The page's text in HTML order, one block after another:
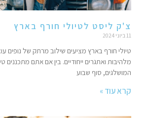
צ'ק ליסט לטיולי חורף בארץ
טיולי חורף בארץ מציעים שילוב מרתק של נופים
מלהיבות ואתגרים ייחודיים. בין אם אתם מתכננים
המושלגים, סוף שבוע
קרא עוד »